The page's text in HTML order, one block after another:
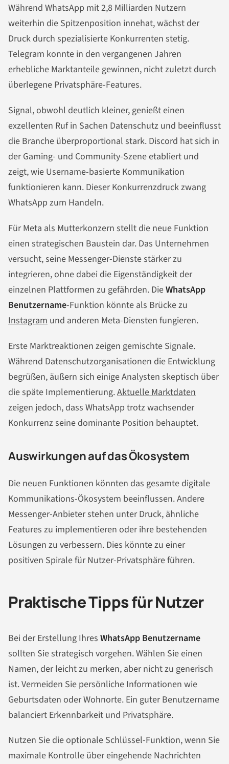
Während WhatsApp mit 2,8 Milliarden Nutzern
weiterhin die Spitzenposition innehat, wächst der
Druck durch spezialisierte Konkurrenten stetig.
Telegram konnte in den vergangenen Jahren
erhebliche Marktanteile gewinnen, nicht zuletzt durch
überlegene Privatsphäre-Features.
Signal, obwohl deutlich kleiner, genießt einen
exzellenten Ruf in Sachen Datenschutz und beeinflusst
die Branche überproportional stark. Discord hat sich in
der Gaming- und Community-Szene etabliert und
zeigt, wie Username-basierte Kommunikation
funktionieren kann. Dieser Konkurrenzdruck zwang
WhatsApp zum Handeln.
Für Meta als Mutterkonzern stellt die neue Funktion
einen strategischen Baustein dar. Das Unternehmen
versucht, seine Messenger-Dienste stärker zu
integrieren, ohne dabei die Eigenständigkeit der
einzelnen Plattformen zu gefährden. DieWhatsApp
Benutzername-Funktion könnte als Brücke zu
Instagram und anderen Meta-Diensten fungieren.
Erste Marktreaktionen zeigen gemischte Signale.
Während Datenschutzorganisationen die Entwicklung
begrüßen, äußern sich einige Analysten skeptisch über
die späte Implementierung.Aktuelle Marktdaten
zeigen jedoch, dass WhatsApp trotz wachsender
Konkurrenz seine dominante Position behauptet.
Auswirkungen auf das Ökosystem
Die neuen Funktionen könnten das gesamte digitale
Kommunikations-Ökosystem beeinflussen. Andere
Messenger-Anbieter stehen unter Druck, ähnliche
Features zu implementieren oder ihre bestehenden
Lösungen zu verbessern. Dies könnte zu einer
positiven Spirale für Nutzer-Privatsphäre führen.
Praktische Tipps für Nutzer
Bei der Erstellung Ihres WhatsApp Benutzername
sollten Sie strategisch vorgehen. Wählen Sie einen
Namen, der leicht zu merken, aber nicht zu generisch
ist. Vermeiden Sie persönliche Informationen wie
Geburtsdaten oder Wohnorte. Ein guter Benutzername
balanciert Erkennbarkeit und Privatsphäre.
Nutzen Sie die optionale Schlüssel-Funktion, wenn Sie
maximale Kontrolle über eingehende Nachrichten